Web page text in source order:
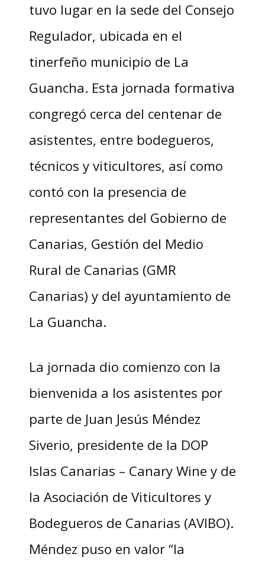
tuvo lugar en la sede del Consejo
Regulador, ubicada en el
tinerfeño municipio de La
Guancha. Esta jornada formativa
congregó cerca del centenar de
asistentes, entre bodegueros,
técnicos y viticultores, así como
contó con la presencia de
representantes del Gobierno de
Canarias, Gestión del Medio
Rural de Canarias (GMR
Canarias) y del ayuntamiento de
La Guancha.
La jornada dio comienzo con la
bienvenida a los asistentes por
parte de Juan Jesús Méndez
Siverio, presidente de la DOP
Islas Canarias – Canary Wine y de
la Asociación de Viticultores y
Bodegueros de Canarias (AVIBO).
Méndez puso en valor “la